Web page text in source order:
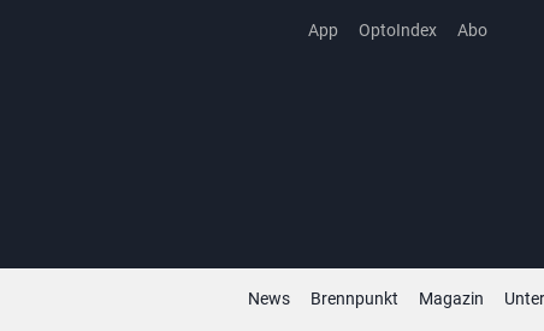
App OptoIndex Abo
News Brennpunkt Magazin